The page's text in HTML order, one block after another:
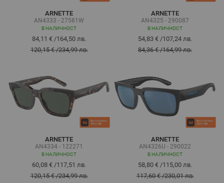
ARNETTE
AN4333 - 27581W
В НАЛИЧНОСТ
84,11 € /164,50 лв.
120,15 €/234,99 лв.
ARNETTE
AN4325 - 290087
В НАЛИЧНОСТ
54,83 € /107,24 лв.
84,36 €/164,99 лв.
ARNETTE
AN4334 - 122271
В НАЛИЧНОСТ
60,08 € /117,51 лв.
120,15 €/234,99 лв.
ARNETTE
AN4326U - 290022
В НАЛИЧНОСТ
58,80 € /115,00 лв.
117,60 €/230,01 лв.